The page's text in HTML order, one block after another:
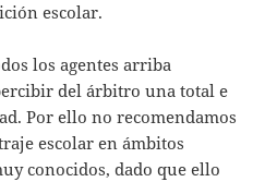
escolar.
los agentes arriba
del árbitro una total e
Por ello no recomendamos
escolar en ámbitos
conocidos, dado que ello